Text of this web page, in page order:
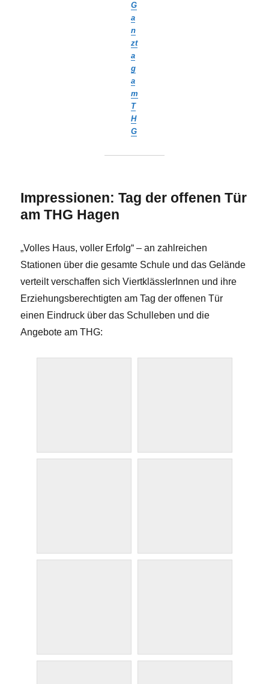
G
a
n
zt
a
g
a
m
T
H
G
Impressionen: Tag der offenen Tür
am THG Hagen
„Volles Haus, voller Erfolg“ – an zahlreichen
Stationen über die gesamte Schule und das Gelände
verteilt verschaffen sich ViertklässlerInnen und ihre
Erziehungsberechtigten am Tag der offenen Tür
einen Eindruck über das Schulleben und die
Angebote am THG: